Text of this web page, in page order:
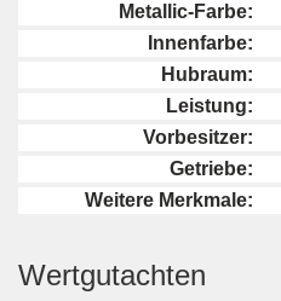
Metallic-Farbe:
Innenfarbe:
Hubraum:
Leistung:
Vorbesitzer:
Getriebe:
Weitere Merkmale:
Wertgutachten